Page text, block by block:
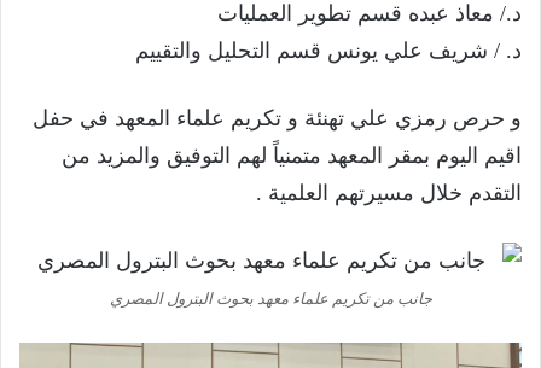
د./ معاذ عبده قسم تطوير العمليات
د. / شريف علي يونس قسم التحليل والتقييم
و حرص رمزي علي تهنئة و تكريم علماء المعهد في حفل
اقيم اليوم بمقر المعهد متمنياً لهم التوفيق والمزيد من
التقدم خلال مسيرتهم العلمية .
جانب من تكريم علماء معهد بحوث البترول المصري